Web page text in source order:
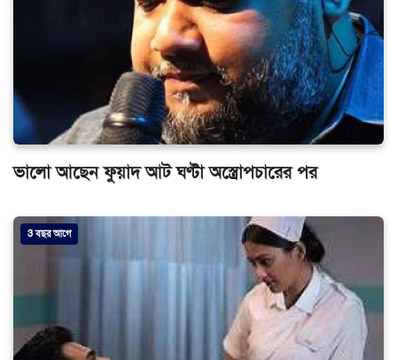
ভালো আছেন ফুয়াদ আট ঘণ্টা অস্ত্রোপচারের পর
3 বছর আগে